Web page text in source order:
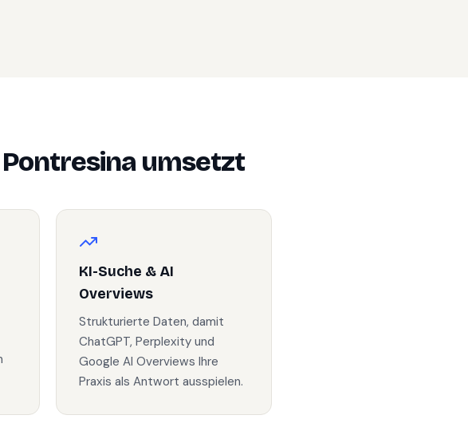
Pontresina umsetzt
KI-Suche & AI
Overviews
Strukturierte Daten, damit
ChatGPT, Perplexity und
Google AI Overviews Ihre
Praxis als Antwort ausspielen.